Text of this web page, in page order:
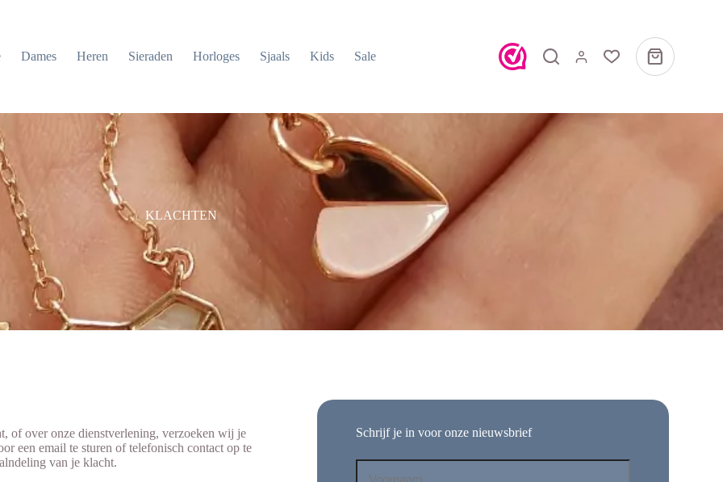
Dames Heren Sieraden Horloges Sjaals Kids Sale Winkelwagen
KLACHTEN
of over onze dienstverlening, verzoeken wij je
een email te sturen of telefonisch contact op te
van je klacht.
Schrijf je in voor onze nieuwsbrief
Voornaam